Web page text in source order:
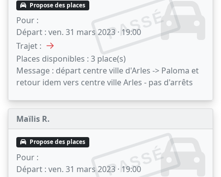
PASSÉ
Propose des places
Pour :
Départ : ven. 31 mars 2023 · 19:00
Trajet : →
Places disponibles : 3 place(s)
Message : départ centre ville d'Arles -> Paloma et
retour idem vers centre ville Arles - pas d'arrêts
Maïlis R.
PASSÉ
Propose des places
Pour :
Départ : ven. 31 mars 2023 · 19:00